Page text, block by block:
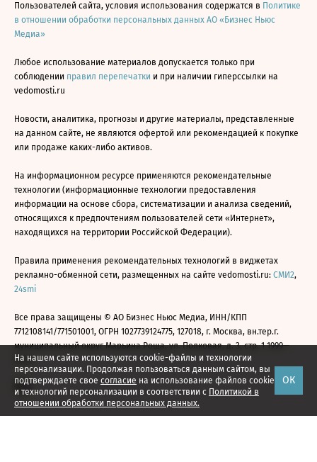
На нашем сайте используются cookie-файлы и технологии
персонализации. Продолжая пользоваться данным сайтом, вы
подтверждаете свое согласие на использование файлов cookie
и технологий персонализации в соответствии с Политикой в
отношении обработки персональных данных.
ОК
Пользователей сайта, условия использования содержатся в Политике
в отношении обработки персональных данных АО «Бизнес Ньюс
Медиа»
Любое использование материалов допускается только при
соблюдении правил перепечатки и при наличии гиперссылки на
vedomosti.ru
Новости, аналитика, прогнозы и другие материалы, представленные
на данном сайте, не являются офертой или рекомендацией к покупке
или продаже каких-либо активов.
На информационном ресурсе применяются рекомендательные
технологии (информационные технологии предоставления
информации на основе сбора, систематизации и анализа сведений,
относящихся к предпочтениям пользователей сети «Интернет»,
находящихся на территории Российской Федерации).
Правила применения рекомендательных технологий в виджетах
рекламно-обменной сети, размещенных на сайте vedomosti.ru: СМИ2,
24smi
Все права защищены © АО Бизнес Ньюс Медиа, ИНН/КПП
7712108141/771501001, ОГРН 1027739124775, 127018, г. Москва, вн.тер.г.
муниципальный округ Марьина Роща, ул. Полковая, д. 3, стр. 1 1999—
2026